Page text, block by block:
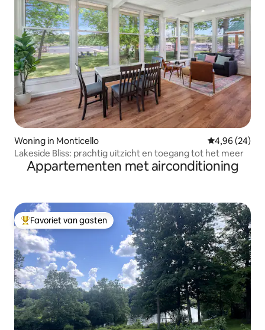
Woning in Monticello Gemiddelde
4,96 (24)
Lakeside Bliss: prachtig uitzicht en toegang tot het meer
Appartementen met airconditioning
Topfavoriet van gasten
Favoriet van gasten